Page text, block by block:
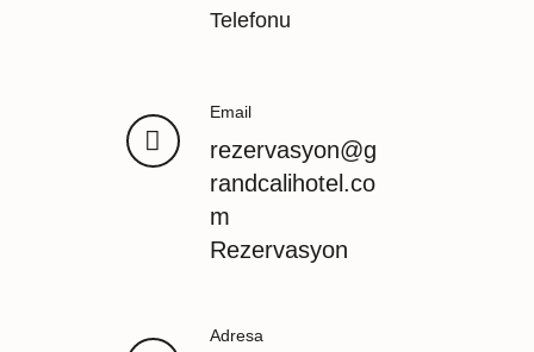
Telefonu
Email
rezervasyon@g
randcalihotel.co
m
Rezervasyon
Adresa